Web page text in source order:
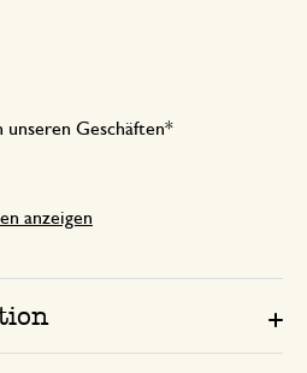
unseren Geschäften*
anzeigen